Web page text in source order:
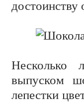
Несколько
выпуском
лепестки